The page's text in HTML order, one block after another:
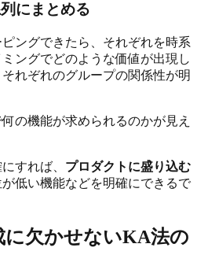
にまとめる
ングできたら、それぞれを時系
ングでどのような価値が出現し
れぞれのグループの関係性が明
の機能が求められるのかが見え
すれば、 プロダクトに盛り込む
低い機能などを明確にできるで
欠かせないKA法の